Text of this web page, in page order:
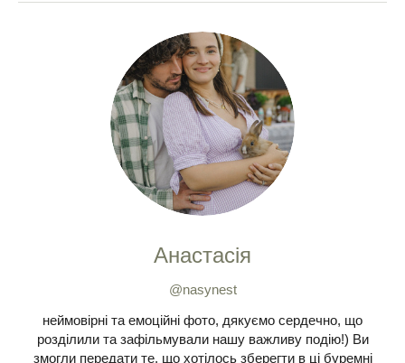
Анастасія
@nasynest
неймовірні та емоційні фото, дякуємо сердечно, що
розділили та зафільмували нашу важливу подію!) Ви
змогли передати те, що хотілось зберегти в ці буремні